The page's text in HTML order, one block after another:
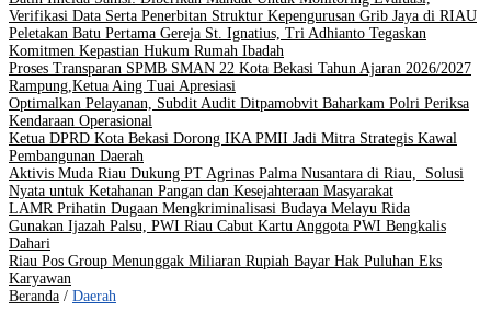
Verifikasi Data Serta Penerbitan Struktur Kepengurusan Grib Jaya di RIAU
Peletakan Batu Pertama Gereja St. Ignatius, Tri Adhianto Tegaskan
Komitmen Kepastian Hukum Rumah Ibadah
Proses Transparan SPMB SMAN 22 Kota Bekasi Tahun Ajaran 2026/2027
Rampung,Ketua Aing Tuai Apresiasi
Optimalkan Pelayanan, Subdit Audit Ditpamobvit Baharkam Polri Periksa
Kendaraan Operasional
Ketua DPRD Kota Bekasi Dorong IKA PMII Jadi Mitra Strategis Kawal
Pembangunan Daerah
Aktivis Muda Riau Dukung PT Agrinas Palma Nusantara di Riau, Solusi
Nyata untuk Ketahanan Pangan dan Kesejahteraan Masyarakat
LAMR Prihatin Dugaan Mengkriminalisasi Budaya Melayu Rida
Gunakan Ijazah Palsu, PWI Riau Cabut Kartu Anggota PWI Bengkalis
Dahari
Riau Pos Group Menunggak Miliaran Rupiah Bayar Hak Puluhan Eks
Karyawan
Beranda / Daerah